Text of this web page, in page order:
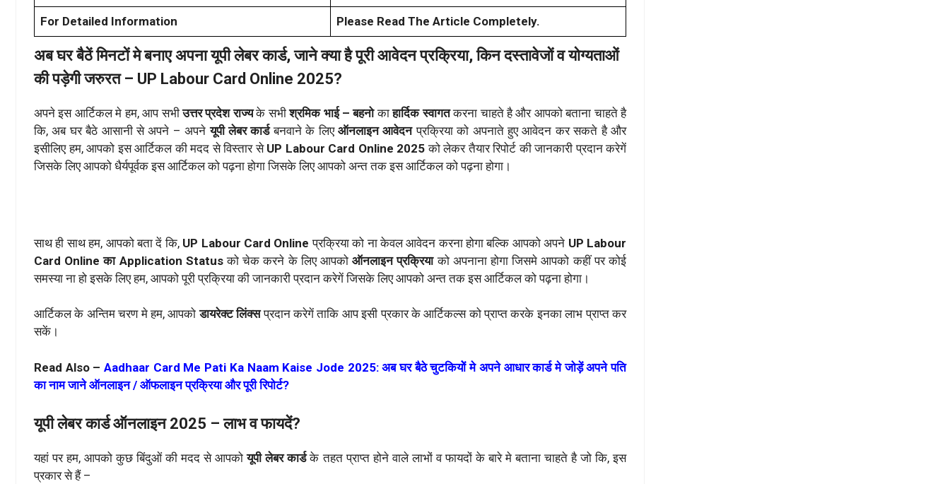
For Detailed Information Please Read The Article Completely.
अब घर बैठें मिनटों मे बनाए अपना यूपी लेबर कार्ड, जाने क्या है पूरी आवेदन प्रक्रिया, किन दस्तावेजों व योग्यताओं
की पड़ेगी जरुरत – UP Labour Card Online 2025?
अपने इस आर्टिकल मे हम, आप सभीउत्तर प्रदेश राज्यके सभीश्रमिक भाई – बहनोकाहार्दिक स्वागतकरना चाहते है और आपको बताना चाहते है
कि, अब घर बैठे आसानी से अपने – अपनेयूपी लेबर कार्डबनवाने के लिएऑनलाइन आवेदनप्रक्रिया को अपनाते हुए आवेदन कर सकते है और
इसीलिए हम, आपको इस आर्टिकल की मदद से विस्तार से UP Labour Card Online 2025को लेकर तैयार रिपोर्ट की जानकारी प्रदान करेगें
जिसके लिए आपको धैर्यपूर्वक इस आर्टिकल को पढ़ना होगा जिसके लिए आपको अन्त तक इस आर्टिकल को पढ़ना होगा।
साथ ही साथ हम, आपको बता दें कि, UP Labour Card Onlineप्रक्रिया को ना केवल आवेदन करना होगा बल्कि आपको अपने UP Labour
Card Online का Application Statusको चेक करने के लिए आपको ऑनलाइन प्रक्रियाको अपनाना होगा जिसमे आपको कहीं पर कोई
समस्या ना हो इसके लिए हम, आपको पूरी प्रक्रिया की जानकारी प्रदान करेगें जिसके लिए आपको अन्त तक इस आर्टिकल को पढ़ना होगा।
आर्टिकल के अन्तिम चरण मे हम, आपको डायरेक्ट लिंक्सप्रदान करेगें ताकि आप इसी प्रकार के आर्टिकल्स को प्राप्त करके इनका लाभ प्राप्त कर
सकें।
Read Also –Aadhaar Card Me Pati Ka Naam Kaise Jode 2025: अब घर बैठे चुटकियोें मे अपने आधार कार्ड मे जोड़ें अपने पति
का नाम जाने ऑनलाइन / ऑफलाइन प्रक्रिया और पूरी रिपोर्ट?
यूपी लेबर कार्ड ऑनलाइन 2025 – लाभ व फायदें?
यहां पर हम, आपको कुछ बिंदुओं की मदद से आपकोयूपी लेबर कार्डके तहत प्राप्त होने वाले लाभों व फायदों के बारे मे बताना चाहते है जो कि, इस
प्रकार से हैं –